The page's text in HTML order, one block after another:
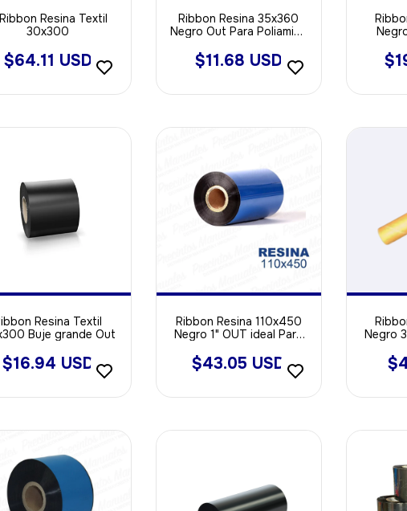
Resina Textil
30x300
$64.11 USD
Ribbon Resina 35x360
Negro Out Para Poliamida
$11.68 USD
Resina Textil
Buje grande Out
$16.94 USD
Ribbon Resina 110x450
Negro 1" OUT ideal Para
Sintetica
$43.05 USD
Negro